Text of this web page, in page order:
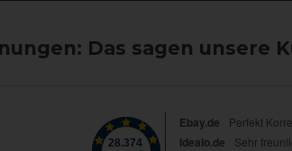
Das sagen unsere